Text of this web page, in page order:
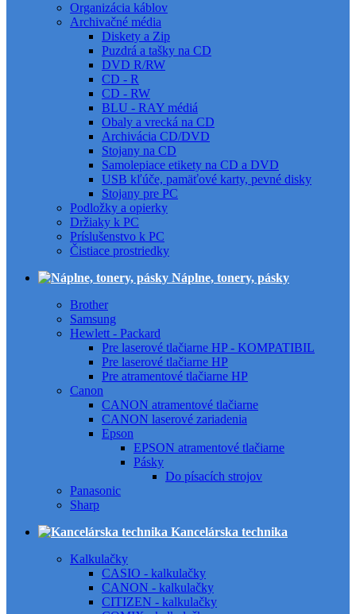
Organizácia káblov
Archivačné média
Diskety a Zip
Puzdrá a tašky na CD
DVD R/RW
CD - R
CD - RW
BLU - RAY médiá
Obaly a vrecká na CD
Archivácia CD/DVD
Stojany na CD
Samolepiace etikety na CD a DVD
USB kľúče, pamäťové karty, pevné disky
Stojany pre PC
Podložky a opierky
Držiaky k PC
Príslušenstvo k PC
Čistiace prostriedky
Náplne, tonery, pásky
Brother
Samsung
Hewlett - Packard
Pre laserové tlačiarne HP - KOMPATIBIL
Pre laserové tlačiarne HP
Pre atramentové tlačiarne HP
Canon
CANON atramentové tlačiarne
CANON laserové zariadenia
Epson
EPSON atramentové tlačiarne
Pásky
Do písacích strojov
Panasonic
Sharp
Kancelárska technika
Kalkulačky
CASIO - kalkulačky
CANON - kalkulačky
CITIZEN - kalkulačky